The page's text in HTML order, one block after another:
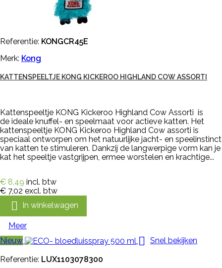
Referentie: KONGCR45E
Merk: Kong
KATTENSPEELTJE KONG KICKEROO HIGHLAND COW ASSORTI
Kattenspeeltje KONG Kickeroo Highland Cow Assorti is
de ideale knuffel- en speelmaat voor actieve katten. Het
kattenspeeltje KONG Kickeroo Highland Cow assorti is
speciaal ontworpen om het natuurlijke jacht- en speelinstinct
van katten te stimuleren. Dankzij de langwerpige vorm kan je
kat het speeltje vastgrijpen, ermee worstelen en krachtige...
€ 8,49 incl. btw
€ 7,02 excl. btw
 In winkelwagen
Meer
Nieuw

Snel bekijken
Referentie: LUX1103078300